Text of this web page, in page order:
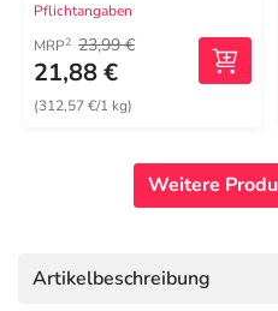
Pflichtangaben
MRP2 23,99 €
21,88 €
(312,57 €/1 kg)
Weitere
Artikelbeschreibung